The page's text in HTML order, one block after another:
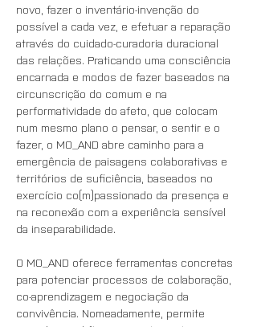
novo, fazer o inventário-invenção do
possível a cada vez, e efetuar a reparação
através do cuidado-curadoria duracional
das relações. Praticando uma consciência
encarnada e modos de fazer baseados na
circunscrição do comum e na
performatividade do afeto, que colocam
num mesmo plano o pensar, o sentir e o
fazer, o MO_AND abre caminho para a
emergência de paisagens colaborativas e
territórios de suficiência, baseados no
exercício co(m)passionado da presença e
na reconexão com a experiência sensível
da inseparabilidade.
O MO_AND oferece ferramentas concretas
para potenciar processos de colaboração,
co-aprendizagem e negociação da
convivência. Nomeadamente, permite